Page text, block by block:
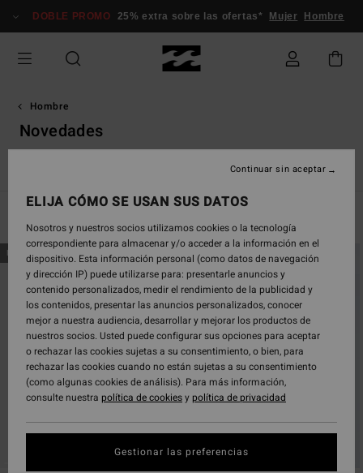
selección
cuadrícula
productos
DOBLE PROMO 25% extra sobre las ofertas* Mujer Hombre
Hombre
Novedades
Accesorios Surf
Saltar
a
criterios
búsqueda
a
ordenar
NOVEDAD NOVEDAD
ELIJA CÓMO SE USAN SUS DATOS
Nosotros y nuestros socios utilizamos cookies o la tecnología
correspondiente para almacenar y/o acceder a la información en el
dispositivo. Esta información personal (como datos de navegación
y dirección IP) puede utilizarse para: presentarle anuncios y
contenido personalizados, medir el rendimiento de la publicidad y
los contenidos, presentar las anuncios personalizados, conocer
mejor a nuestra audiencia, desarrollar y mejorar los productos de
nuestros socios. Usted puede configurar sus opciones para aceptar
o rechazar las cookies sujetas a su consentimiento, o bien, para
rechazar las cookies cuando no están sujetas a su consentimiento
(como algunas cookies de análisis). Para más información,
consulte nuestra política de cookiesypolítica de privacidad
Gestionar las preferencias
Continuar sin aceptar